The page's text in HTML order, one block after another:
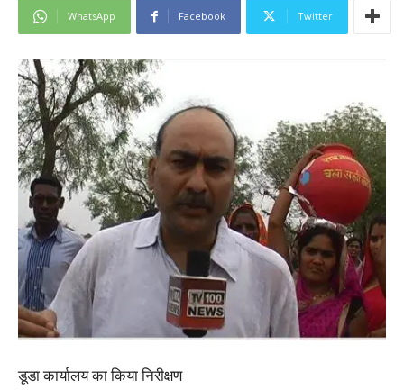
WhatsApp Facebook Twitter
डूडा कार्यालय का किया निरीक्षण